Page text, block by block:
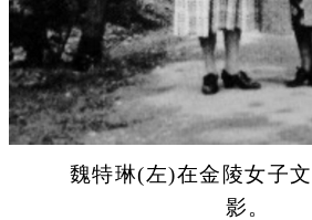
魏特琳(左)在金陵女子文
影。